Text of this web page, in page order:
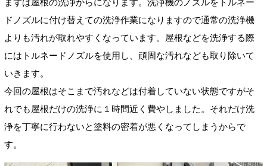
ドノズルに付け替えての洗浄作業になりますので通常の洗浄機
よりも汚れが取れやすくなっています。屋根などを洗浄する際
にはトルネードノズルを使用し、頑固な汚れなども取り除いて
いきます。
今回の屋根はそこまで汚れなどは付着していない状態ですがそ
れでも屋根だけの洗浄に１時間近く費やしました。それだけ洗
浄を丁寧に行わないと塗料の密着が悪くなってしまうからで
す。